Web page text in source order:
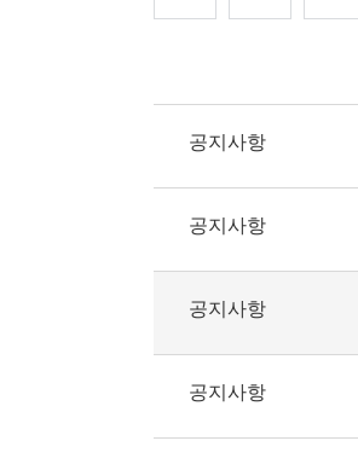
공지사항
공지사항
공지사항
공지사항